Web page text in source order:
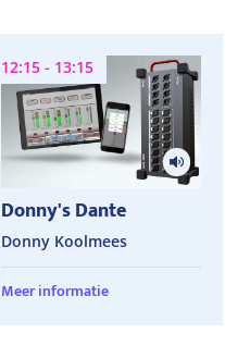
Donny's Dante
12:15 - 13:15
Donny Koolmees
Meer informatie